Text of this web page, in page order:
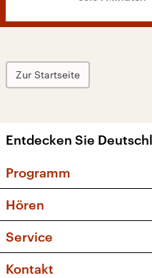
Zur Startseite
Entdecken Sie
Programm
Sendungen und
Musikliste
Kakadu – Das
Hören
Frequenzen (UKW
Service
FAQ
Kontakt